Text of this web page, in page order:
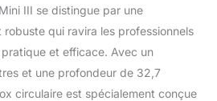
l'installation, vous
permettant de
commencer à filmer plus
rapidement. Compact et
Portable : Profitez des
avantages du design
III se distingue par une
qui ravira les professionnels
et efficace. Avec un
et une profondeur de 32,7
circulaire est spécialement conçue